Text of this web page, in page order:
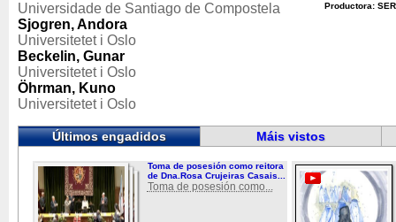
Productora:
Universidade de Santiago de Compostela
Sjogren, Andora
Universitetet i Oslo
Beckelin, Gunar
Universitetet i Oslo
Öhrman, Kuno
Universitetet i Oslo
Últimos engadidos Máis vistos
Toma de posesión como reitora
de Dna.Rosa Crujeiras Casais...
Toma de posesión como...